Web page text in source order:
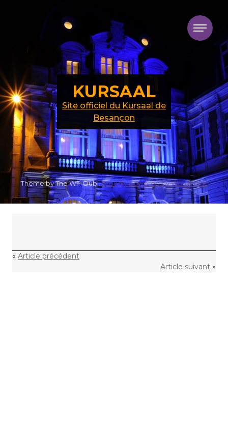
« Article précédent
Article suivant »
KURSAAL
Site officiel du Kursaal de
Besançon
Theme by The WP Club .Proudly powered by WordPress